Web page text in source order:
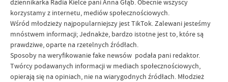
dziennikarka Radia Kielce pani Anna Głąb. Obecnie wszyscy
korzystamy z internetu, mediów społecznościowych.
Wśród młodzieży najpopularniejszy jest TikTok. Zalewani jesteśmy
mnóstwem informacji; Jednakże, bardzo istotne jest to, które są
prawdziwe, oparte na rzetelnych źródłach.
Sposoby na weryfikowanie fake newsów podała pani redaktor.
Twórcy podawanych informacji w mediach społecznościowych,
opierają się na opiniach, nie na wiarygodnych źródłach. Młodzież